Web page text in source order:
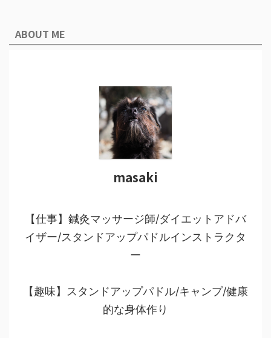
ABOUT ME
masaki
【仕事】鍼灸マッサージ師/ダイエットアドバ
イザー/スタンドアップパドルインストラクタ
ー
【趣味】スタンドアップパドル/キャンプ/健康
的な身体作り